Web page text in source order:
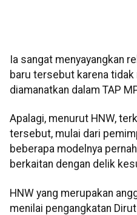
Ia sangat menyayangkan
baru tersebut karena tidak
diamanatkan dalam TAP
Apalagi, menurut HNW,
tersebut, mulai dari
beberapa modelnya
berkaitan dengan delik
HNW yang merupakan
menilai pengangkatan